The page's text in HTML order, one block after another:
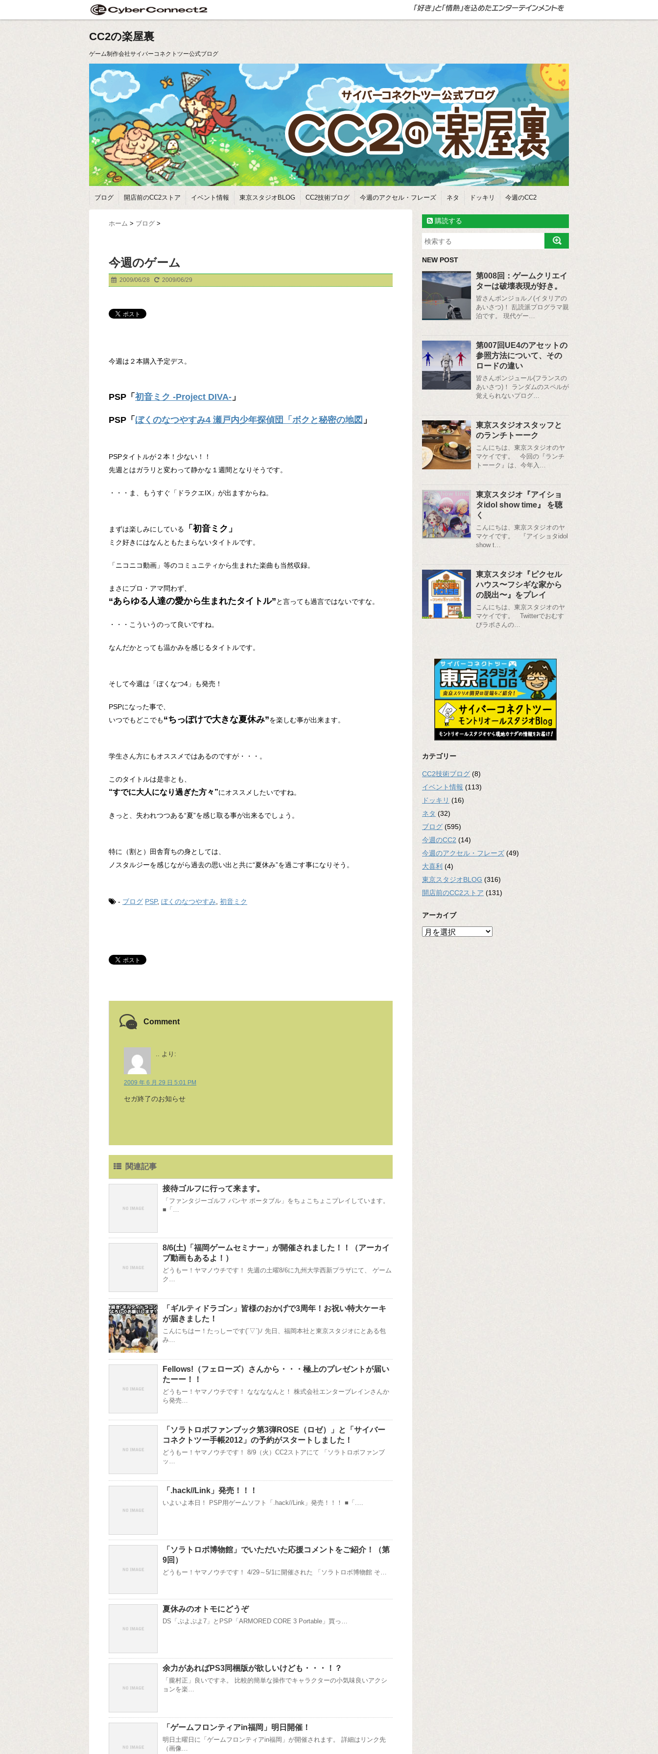
CC2の楽屋裏
ゲーム制作会社サイバーコネクトツー公式ブログ
ブログ 開店前のCC2ストア イベント情報 東京スタジオBLOG CC2技術ブログ 今週のアクセル・フレーズ ネタ ドッキリ 今週のCC2
ホーム > ブログ >
今週のゲーム
2009/06/28 2009/06/29
今週は２本購入予定デス。
PSP「 初音ミク -Project DIVA- 」
PSP「 ぼくのなつやすみ4 瀬戸内少年探偵団「ボクと秘密の地図 」
PSPタイトルが２本！少ない！！
先週とはガラリと変わって静かな１週間となりそうです。
・・・ま、もうすぐ「ドラクエIX」が出ますからね。
まずは楽しみにしている 「初音ミク」
ミク好きにはなんともたまらないタイトルです。
「ニコニコ動画」等のコミュニティから生まれた楽曲も当然収録。
まさにプロ・アマ問わず、
“あらゆる人達の愛から生まれたタイトル”と言っても過言ではないですな。
・・・こういうのって良いですね。
なんだかとっても温かみを感じるタイトルです。
そして今週は「ぼくなつ4」も発売！
PSPになった事で、
いつでもどこでも“ちっぽけで大きな夏休み”を楽しむ事が出来ます。
学生さん方にもオススメではあるのですが・・・。
このタイトルは是非とも、
“すでに大人になり過ぎた方々”にオススメしたいですね。
きっと、失われつつある“夏”を感じ取る事が出来るでしょう。
特に（割と）田舎育ちの身としては、
ノスタルジーを感じながら過去の思い出と共に“夏休み”を過ごす事になりそう。
- ブログ PSP, ぼくのなつやすみ 初音ミク
Comment
.. より:
2009 年 6 月 29 日 5:01 PM
セガ終了のお知らせ
関連記事
接待ゴルフに行って来ます。
「ファンタジーゴルフ パンヤ ポータブル」をちょこちょこプレイしています。
■「…
8/6(土)「福岡ゲームセミナー」が開催されました！！（アーカイ
ブ動画もあるよ！）
どうもー！ヤマノウチです！ 先週の土曜8/6に九州大学西新プラザにて、 ゲーム
ク…
「ギルティドラゴン」皆様のおかげで3周年！お祝い特大ケーキ
が届きました！
こんにちはー！たっしーです(´▽`)ﾉ 先日、福岡本社と東京スタジオにとある包
み…
Fellows!（フェローズ）さんから・・・極上のプレゼントが届い
たーー！！
どうもー！ヤマノウチです！ ななななんと！ 株式会社エンターブレインさんか
ら発売…
「ソラトロボファンブック第3弾ROSE（ロゼ）」と「サイバー
コネクトツー手帳2012」の予約がスタートしました！
どうもー！ヤマノウチです！ 8/9（火）CC2ストアにて 「ソラトロボファンブ
ッ…
「.hack//Link」発売！！！
いよいよ本日！ PSP用ゲームソフト「.hack//Link」発売！！！ ■「.…
「ソラトロボ博物館」でいただいた応援コメントをご紹介！（第
9回）
どうもー！ヤマノウチです！ 4/29～5/1に開催された 「ソラトロボ博物館 そ…
夏休みのオトモにどうぞ
DS「ぷよぷよ7」とPSP「ARMORED CORE 3 Portable」買っ…
余力があればPS3同梱版が欲しいけども・・・！？
「朧村正」良いですネ。 比較的簡単な操作でキャラクターの小気味良いアクシ
ョンを楽…
「ゲームフロンティアin福岡」明日開催！
明日土曜日に「ゲームフロンティアin福岡」が開催されます。 詳細はリンク先
（画像…
購読する
NEW POST
第008回：ゲームクリエイ
ターは破壊表現が好き。
皆さんボンジョルノ(イタリアの
あいさつ)！ 乱読派プログラマ親
泊です。 現代ゲー…
第007回UE4のアセットの
参照方法について、その
ロードの違い
皆さんボンジュール(フランスの
あいさつ)！ ランダムのスペルが
覚えられないプログ…
東京スタジオスタッフと
のランチトーーク
こんにちは、東京スタジオのヤ
マケイです。 今回の『ランチ
トーーク』は、今年入…
東京スタジオ『アイショ
タidol show time』 を聴
く
こんにちは、東京スタジオのヤ
マケイです。 『アイショタidol
show t…
東京スタジオ『ピクセル
ハウス〜フシギな家から
の脱出〜』をプレイ
こんにちは、東京スタジオのヤ
マケイです。 Twitterでおむす
びラボさんの…
カテゴリー
CC2技術ブログ (8)
イベント情報 (113)
ドッキリ (16)
ネタ (32)
ブログ (595)
今週のCC2 (14)
今週のアクセル・フレーズ (49)
大喜利 (4)
東京スタジオBLOG (316)
開店前のCC2ストア (131)
アーカイブ
ア